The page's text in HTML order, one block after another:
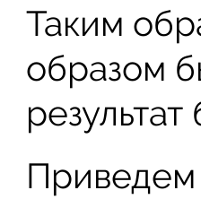
Таким
образом
Приведем